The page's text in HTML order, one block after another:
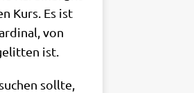
Kurs. Es ist
von
ist.
soll­te,